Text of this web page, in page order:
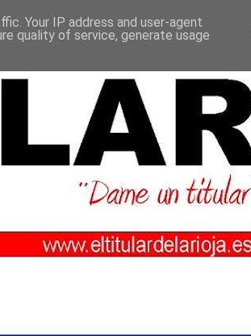
Your IP address and user-agent
quality of service, generate usage